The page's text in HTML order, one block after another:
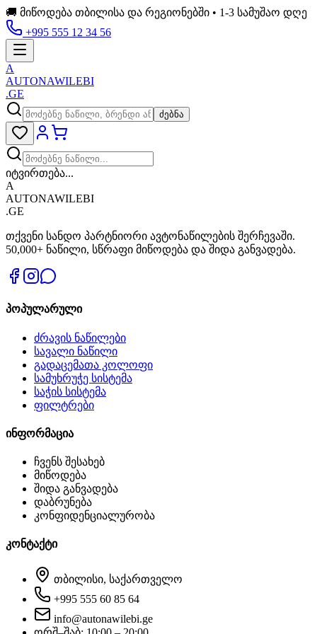
🚚 მიწოდება თბილისა და რეგიონებში • 1-3 სამუშაო დღე
+995 555 12 34 56
A
AUTONAWILEBI
.GE
ძებნა
იტვირთება...
A
AUTONAWILEBI
.GE
თქვენი სანდო პარტნიორი ავტონაწილების შერჩევაში.
50,000+ ნაწილი, სწრაფი მიწოდება და შიდა განვადება.
პოპულარული
ძრავის ნაწილები
სავალი ნაწილი
გადაცემათა კოლოფი
სამუხრუჭე სისტემა
საჭის სისტემა
ფილტრები
ინფორმაცია
ჩვენს შესახებ
მიწოდება
შიდა განვადება
დაბრუნება
კონფიდენციალურობა
კონტაქტი
თბილისი, საქართველო
+995 555 60 85 64
info@autonawilebi.ge